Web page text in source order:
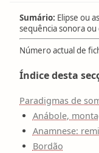
Sumário: Elipse ou
sequência sonora
Número actual de
Índice desta
Paradigmas de
Anábole,
Anamnese:
Bordão